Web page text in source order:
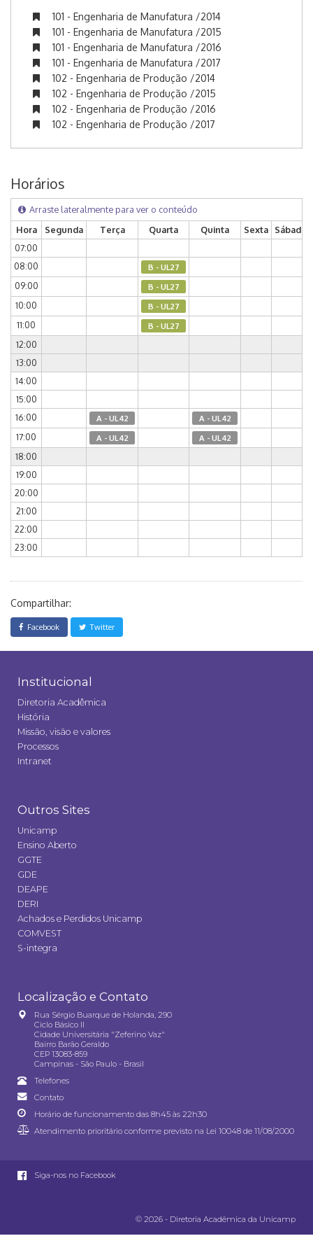
101 - Engenharia de Manufatura /2014
101 - Engenharia de Manufatura /2015
101 - Engenharia de Manufatura /2016
101 - Engenharia de Manufatura /2017
102 - Engenharia de Produção /2014
102 - Engenharia de Produção /2015
102 - Engenharia de Produção /2016
102 - Engenharia de Produção /2017
Horários
Arraste lateralmente para ver o conteúdo
Hora
Segunda Terça Quarta Quinta Sexta
Sábado
07:00
08:00
B - UL27
09:00 B - UL27
10:00 B - UL27
11:00 B - UL27
12:00
13:00
14:00
15:00
16:00
A - UL42 A - UL42
17:00 A - UL42 A - UL42
18:00
19:00
20:00
21:00
22:00
23:00
Compartilhar:
Facebook Twitter
Institucional
Diretoria Acadêmica
História
Missão, visão e valores
Processos
Intranet
Outros Sites
Unicamp
Ensino Aberto
GGTE
GDE
DEAPE
DERI
Achados e Perdidos Unicamp
COMVEST
S-integra
Localização e Contato
Rua Sérgio Buarque de Holanda, 290
Ciclo Básico II
Cidade Universitária "Zeferino Vaz"
Bairro Barão Geraldo
CEP 13083-859
Campinas - São Paulo - Brasil
Telefones
Contato
Horário de funcionamento das 8h45 às 22h30
Atendimento prioritário conforme previsto na Lei 10048 de 11/08/2000
Siga-nos no Facebook
© 2026 - Diretoria Acadêmica da Unicamp